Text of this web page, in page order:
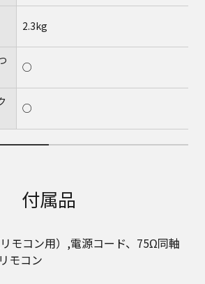
2.3kg
○
○
付属品
モコン用）,電源コード、75Ω同軸
モコン